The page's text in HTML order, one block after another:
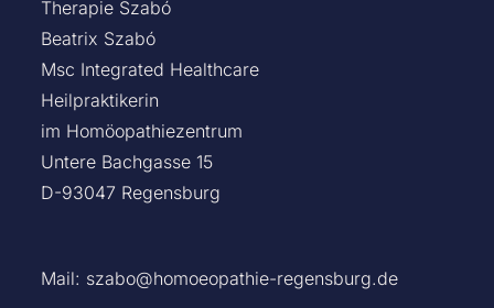
Therapie Szabó
Beatrix Szabó
Msc Integrated Healthcare
Heilpraktikerin
im Homöopathiezentrum
Untere Bachgasse 15
D-93047 Regensburg
Mail: szabo@homoeopathie-regensburg.de